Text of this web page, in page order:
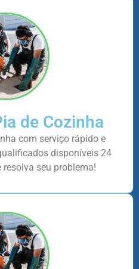
de Cozinha
com serviço rápido e
disponíveis 24
seu problema!